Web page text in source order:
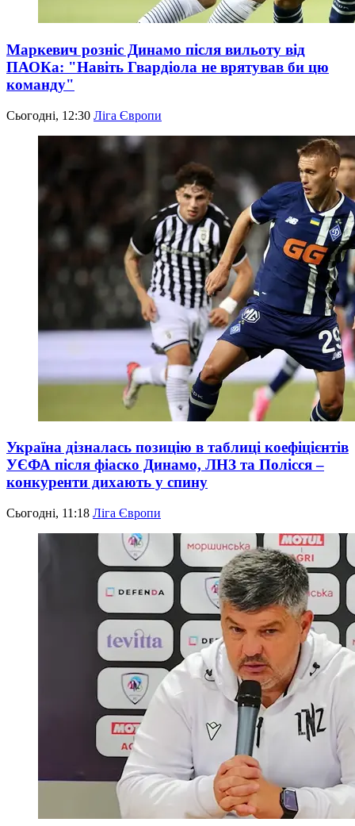
Маркевич розніс Динамо після вильоту від
ПАОКа: "Навіть Гвардіола не врятував би цю
команду"
Сьогодні, 12:30 Ліга Європи
Україна дізналась позицію в таблиці коефіцієнтів
УЄФА після фіаско Динамо, ЛНЗ та Полісся –
конкуренти дихають у спину
Сьогодні, 11:18 Ліга Європи